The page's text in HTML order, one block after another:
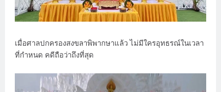
เมื่อศาลปกครองสงขลาพิพากษาแล้ว ไม่มีใครอุทธรณ์ในเวลา
ที่กำหนด คดีถือว่าถึงที่สุด